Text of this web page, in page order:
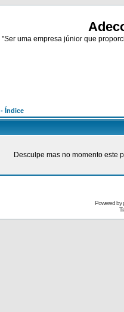
"Ser uma empresa júnior que
Índice
Desculpe mas no momento este
Powered by